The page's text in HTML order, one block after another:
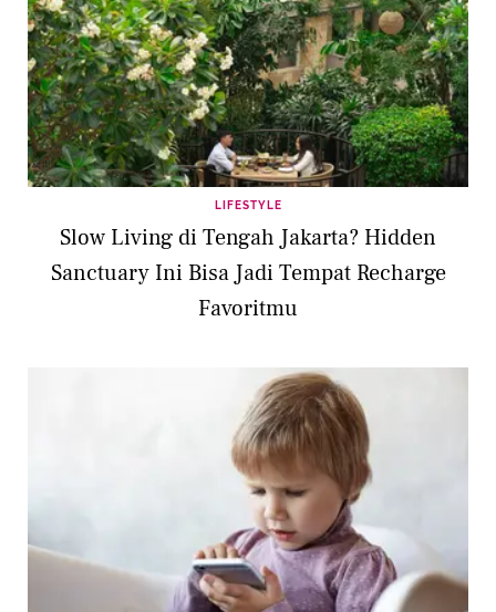
LIFESTYLE
Slow Living di Tengah Jakarta? Hidden
Sanctuary Ini Bisa Jadi Tempat Recharge
Favoritmu